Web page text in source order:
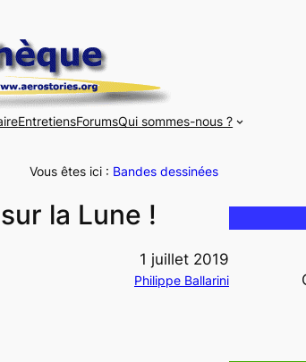
EntretiensForumsQui sommes-nous ?
Vous êtes ici : Bandes dessinées
la Lune !
1 juillet 2019
Philippe Ballarini